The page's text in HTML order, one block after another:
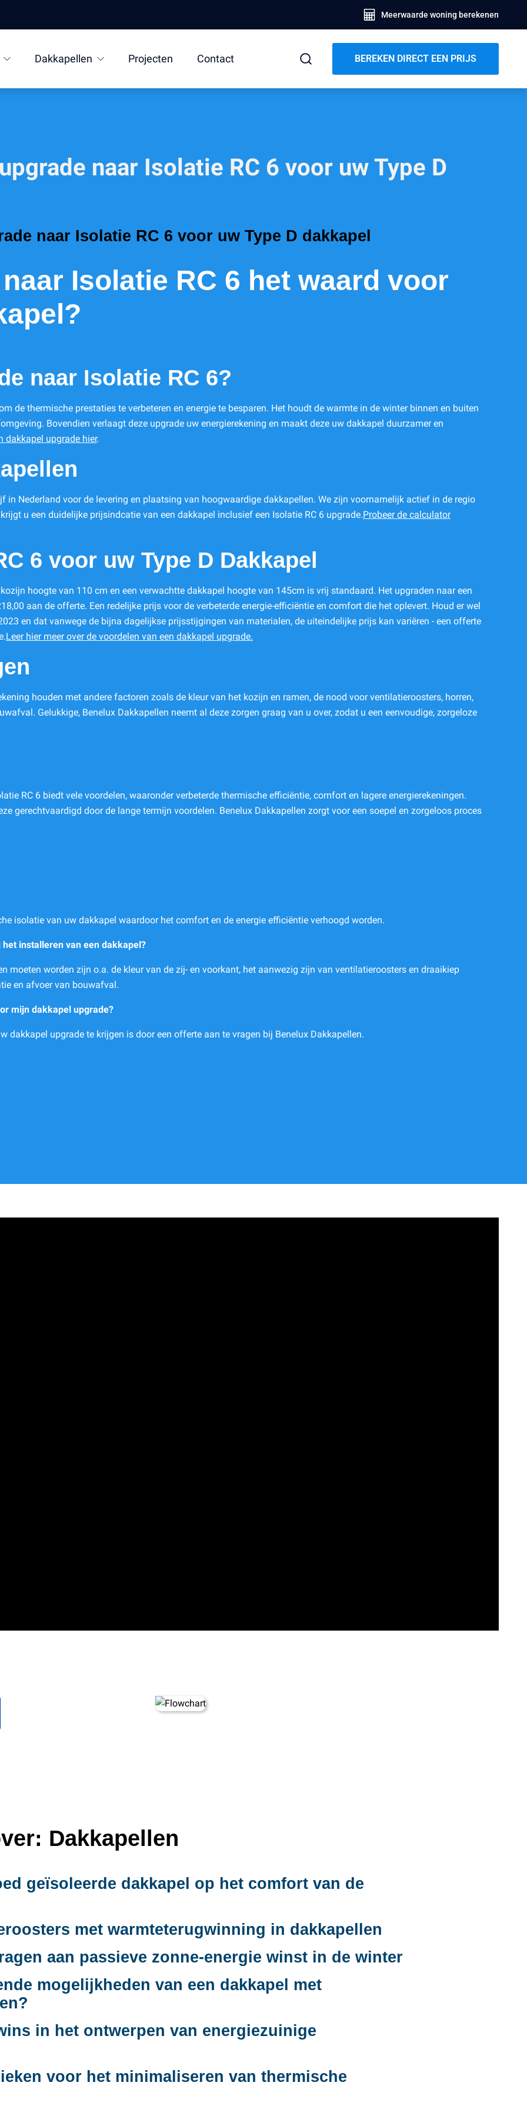
Meerwaarde woning berekenen
Dakkapellen Projecten Contact BEREKEN DIRECT EEN PRIJS
naar Isolatie RC 6 voor uw Type D
naar Isolatie RC 6 voor uw Type D dakkapel
Isolatie RC 6 het waard voor
naar Isolatie RC 6?
de thermische prestaties te verbeteren en energie te besparen. Het houdt de warmte in de winter binnen en buiten
Bovendien verlaagt deze upgrade uw energierekening en maakt deze uw dakkapel duurzamer en
dakkapel upgrade hier.
in Nederland voor de levering en plaatsing van hoogwaardige dakkapellen. We zijn voornamelijk actief in de regio
u een duidelijke prijsindcatie van een dakkapel inclusief een Isolatie RC 6 upgrade.Probeer de calculator
6 voor uw Type D Dakkapel
hoogte van 110 cm en een verwachtte dakkapel hoogte van 145cm is vrij standaard. Het upgraden naar een
aan de offerte. Een redelijke prijs voor de verbeterde energie-efficiëntie en comfort die het oplevert. Houd er wel
en dat vanwege de bijna dagelijkse prijsstijgingen van materialen, de uiteindelijke prijs kan variëren - een offerte
Leer hier meer over de voordelen van een dakkapel upgrade.
houden met andere factoren zoals de kleur van het kozijn en ramen, de nood voor ventilatieroosters, horren,
Gelukkige, Benelux Dakkapellen neemt al deze zorgen graag van u over, zodat u een eenvoudige, zorgeloze
RC 6 biedt vele voordelen, waaronder verbeterde thermische efficiëntie, comfort en lagere energierekeningen.
gerechtvaardigd door de lange termijn voordelen. Benelux Dakkapellen zorgt voor een soepel en zorgeloos proces
isolatie van uw dakkapel waardoor het comfort en de energie efficiëntie verhoogd worden.
installeren van een dakkapel?
moeten worden zijn o.a. de kleur van de zij- en voorkant, het aanwezig zijn van ventilatieroosters en draaikiep
en afvoer van bouwafval.
mijn dakkapel upgrade?
dakkapel upgrade te krijgen is door een offerte aan te vragen bij Benelux Dakkapellen.
Dakkapellen
geïsoleerde dakkapel op het comfort van de
met warmteterugwinning in dakkapellen
aan passieve zonne-energie winst in de winter
mogelijkheden van een dakkapel met
in het ontwerpen van energiezuinige
voor het minimaliseren van thermische